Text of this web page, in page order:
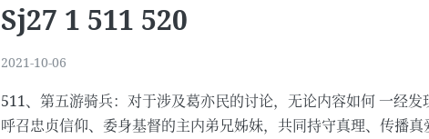
Sj27 1 511 520
2021-10-06
511、第五游骑兵：对于涉及葛亦民的讨论，无论内容如何 一经
呼召忠贞信仰、委身基督的主内弟兄姊妹，共同持守真理、传播